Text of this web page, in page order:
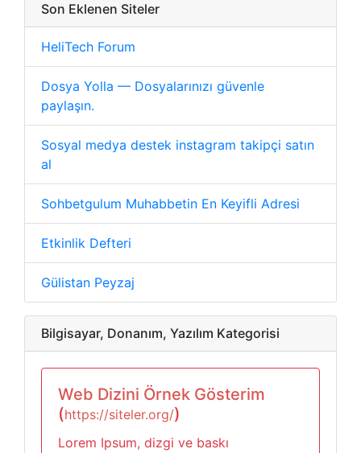
Son Eklenen Siteler
HeliTech Forum
Dosya Yolla — Dosyalarınızı güvenle
paylaşın.
Sosyal medya destek instagram takipçi satın
al
Sohbetgulum Muhabbetin En Keyifli Adresi
Etkinlik Defteri
Gülistan Peyzaj
Bilgisayar, Donanım, Yazılım Kategorisi
Web Dizini Örnek Gösterim
(https://siteler.org/)
Lorem Ipsum, dizgi ve baskı